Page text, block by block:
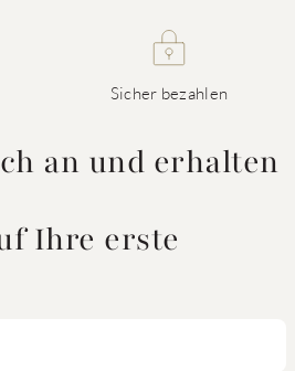
Sicher bezahlen
an und erhalten
Ihre erste